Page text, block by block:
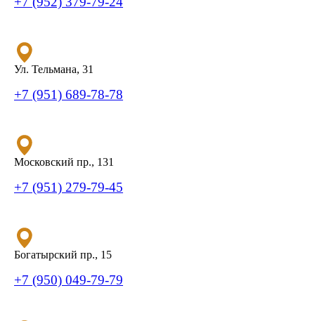
Ул. Тельмана, 31
+7 (951) 689-78-78
Московский пр., 131
+7 (951) 279-79-45
Богатырский пр., 15
+7 (950) 049-79-79